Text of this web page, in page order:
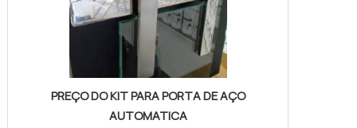
PREÇO DO KIT PARA PORTA DE AÇO
AUTOMATICA